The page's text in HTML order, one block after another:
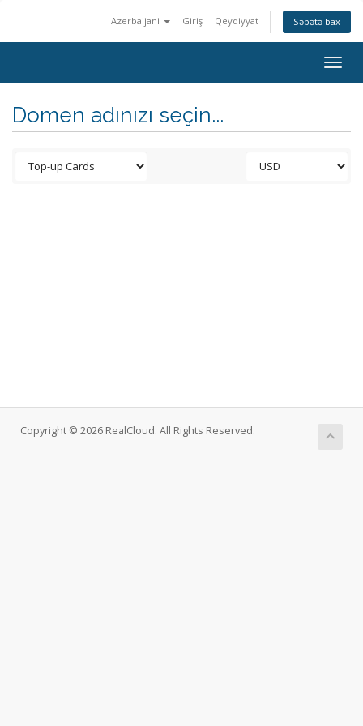
Azerbaijani Giriş Qeydiyyat Səbətə bax
Domen adınızı seçin...
Copyright © 2026 RealCloud. All Rights Reserved.